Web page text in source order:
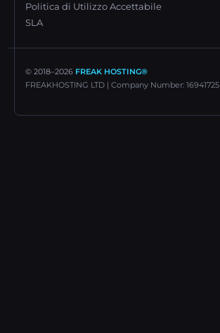
Politica di Utilizzo Accettabile
SLA
© 2018–2026 FREAK HOSTING®
FREAKHOSTING LTD | Company Number: 16941725